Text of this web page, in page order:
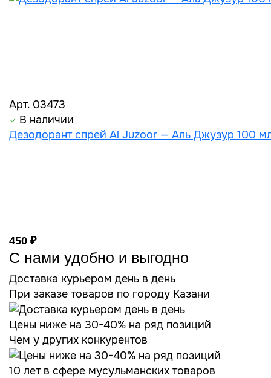
Арт. 03473
В наличии
Дезодорант спрей Al Juzoor — Аль Джузур 100
450 ₽
С нами удобно и выгодно
Доставка курьером день в день
При заказе товаров по городу Казани
Цены ниже на 30-40% на ряд позиций
Чем у других конкурентов
10 лет в сфере мусульманских товаров